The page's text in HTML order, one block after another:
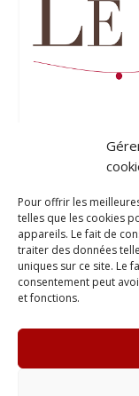
Pour offrir les
telles que les cookies
appareils. Le fait de
traiter des données
uniques sur ce site. Le
consentement peut
et fonctions.